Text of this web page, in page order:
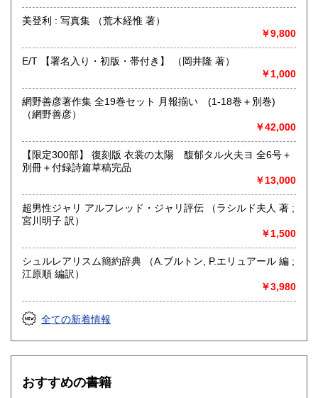
美登利 : 写真集 （荒木経惟 著）
￥9,800
E/T 【署名入り・初版・帯付き】 （岡井隆 著）
￥1,000
網野善彦著作集 全19巻セット 月報揃い (1-18巻＋別巻)
（網野善彦）
￥42,000
【限定300部】 復刻版 衣裳の太陽 馥郁タル火夫ヨ 全6号＋
別冊＋付録詩篇草稿完品
￥13,000
超男性ジャリ アルフレッド・ジャリ評伝 （ラシルド夫人 著 ;
宮川明子 訳）
￥1,500
シュルレアリスム簡約辞典 （A.ブルトン, P.エリュアール 編 ;
江原順 編訳）
￥3,980
全ての新着情報
おすすめの書籍